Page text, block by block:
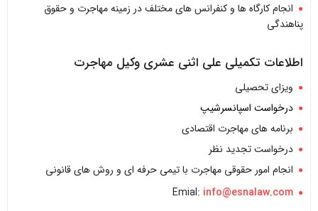
انجام کارگاه ها و کنفرانس های مختلف در زمینه مهاجرت و حقوق
پناهندگی
اطلاعات تکمیلی علی اثنی عشری وکیل مهاجرت
ویزای تحصیلی
درخواست اسپانسرشیپ
برنامه های مهاجرت اقتصادی
درخواست تجدید نظر
انجام امور حقوقی مهاجرت با تیمی حرفه ای و روش های قانونی
Emial: info@esnalaw.com